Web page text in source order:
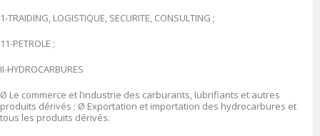
1-TRAIDING, LOGISTIQUE, SECURITE, CONSULTING ;
11-PETROLE ;
II-HYDROCARBURES
Ø Le commerce et l’industrie des carburants, lubrifiants et autres
produits dérivés ; Ø Exportation et importation des hydrocarbures et
tous les produits dérivés.